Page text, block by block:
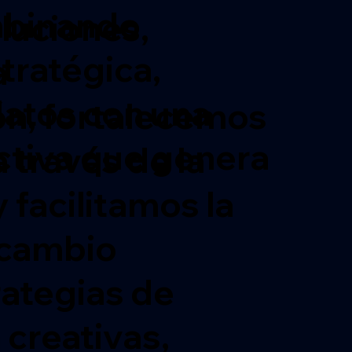
con una
que genera
fortalecemos
través de la
facilitamos la
de